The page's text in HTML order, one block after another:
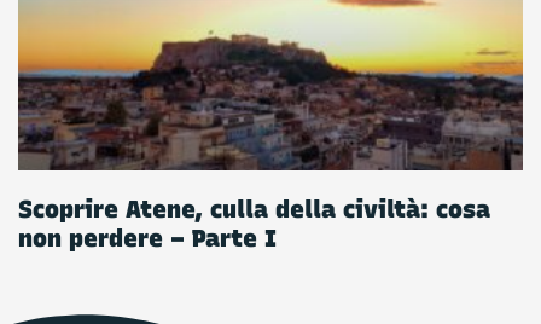
Scoprire Atene, culla della civiltà: cosa
non perdere – Parte I